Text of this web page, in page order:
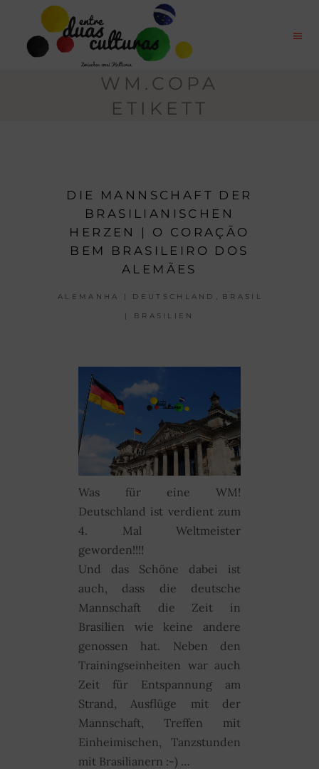
WM.COPA
ETIKETT
DIE MANNSCHAFT DER
BRASILIANISCHEN
HERZEN | O CORAÇÃO
BEM BRASILEIRO DOS
ALEMÃES
ALEMANHA | DEUTSCHLAND BRASIL
| BRASILIEN
Was für eine WM!
Deutschland ist verdient zum
4. Mal Weltmeister
geworden!!!!
Und das Schöne dabei ist
auch, dass die deutsche
Mannschaft die Zeit in
Brasilien wie keine andere
genossen hat. Neben den
Trainingseinheiten war auch
Zeit für Entspannung am
Strand, Ausflüge mit der
Mannschaft, Treffen mit
Einheimischen, Tanzstunden
mit Brasilianern :-) …